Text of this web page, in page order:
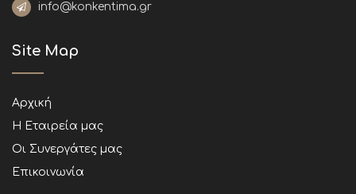
info@konkentima.gr
Site Map
Αρχική
Η Εταιρεία μας
Οι Συνεργάτες μας
Επικοινωνία